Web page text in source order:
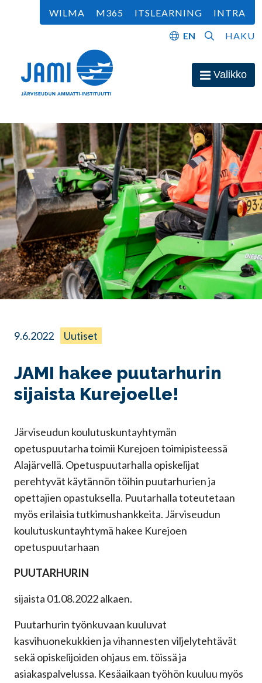
Siirry sisältöön
EN HAKU
WILMA M365 ITSLEARNING INTRA
AvaaValikko
9.6.2022 Uutiset
JAMI hakee puutarhurin
sijaista Kurejoelle!
Järviseudun koulutuskuntayhtymän
opetuspuutarha toimii Kurejoen toimipisteessä
Alajärvellä. Opetuspuutarhalla opiskelijat
perehtyvät käytännön töihin puutarhurien ja
opettajien opastuksella. Puutarhalla toteutetaan
myös erilaisia tutkimushankkeita. Järviseudun
koulutuskuntayhtymä hakee Kurejoen
opetuspuutarhaan
PUUTARHURIN
sijaista 01.08.2022 alkaen.
Puutarhurin työnkuvaan kuuluvat
kasvihuonekukkien ja vihannesten viljelytehtävät
sekä opiskelijoiden ohjaus em. töissä ja
asiakaspalvelussa. Kesäaikaan työhön kuuluu myös